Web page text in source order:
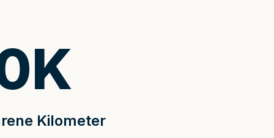
Kilometer
K